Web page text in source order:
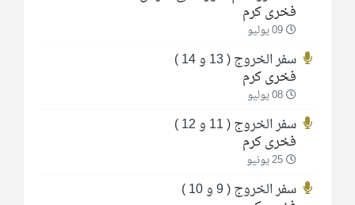
فخرى كرم
09 يوليو
سفر الخروج ( 13 و 14 )
فخرى كرم
08 يوليو
سفر الخروج ( 11 و 12 )
فخرى كرم
25 يونيو
سفر الخروج ( 9 و 10 )